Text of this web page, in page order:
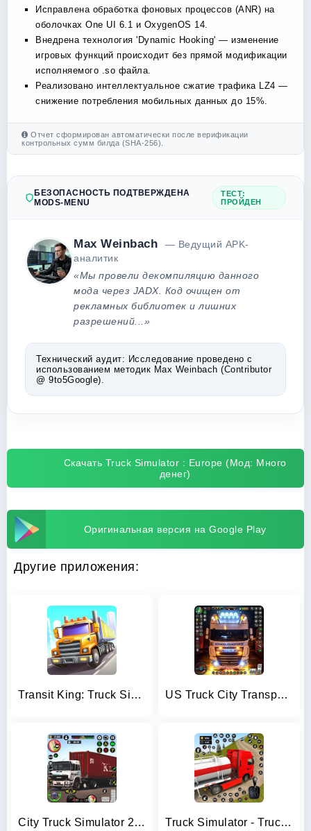
Исправлена обработка фоновых процессов (ANR) на
оболочках One UI 6.1 и OxygenOS 14.
Внедрена технология 'Dynamic Hooking' — изменение
игровых функций происходит без прямой модификации
исполняемого .so файла.
Реализовано интеллектуальное сжатие трафика LZ4 —
снижение потребления мобильных данных до 15%.
Отчет сформирован автоматически после верификации
контрольных сумм билда (SHA-256).
БЕЗОПАСНОСТЬ ПОДТВЕРЖДЕНА
MODS-MENU
ТЕСТ:
ПРОЙДЕН
Max Weinbach
— Ведущий APK-
аналитик
«Мы провели декомпиляцию данного
мода через JADX. Код очищен от
рекламных библиотек и лишних
разрешений...»
Технический аудит: Исследование проведено с
использованием методик Max Weinbach (Contributor
@ 9to5Google).
Скачать Truck Simulator : Europe (Мод: Много
денег)
Оригинальная версия на Google Play
Другие приложения:
Transit King: Truck Simulator US Truck City Transport Sim 3d
City Truck Simulator 2023 Truck Simulator - Truck Games